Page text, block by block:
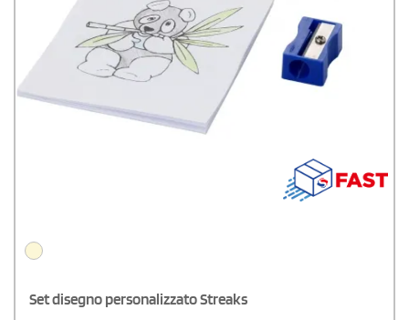
Set disegno personalizzato Streaks